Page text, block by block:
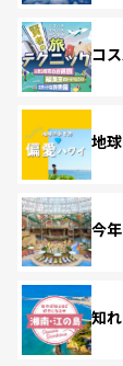
コ
地
今
知